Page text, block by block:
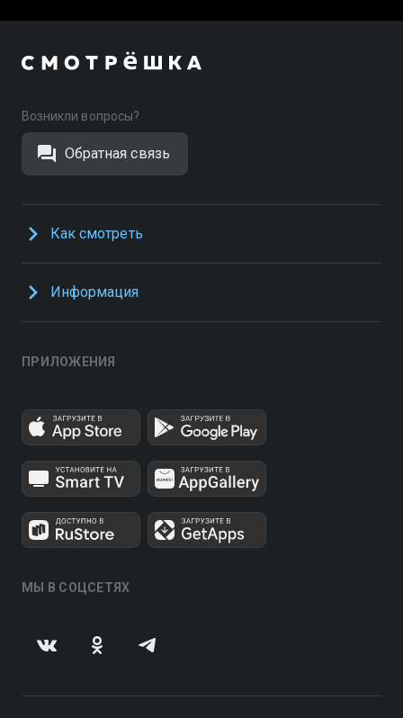
Возникли вопросы?
Обратная связь
Как смотреть
Информация
ПРИЛОЖЕНИЯ
МЫ В СОЦСЕТЯХ